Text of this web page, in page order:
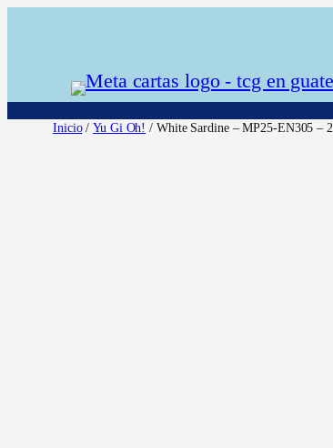
Inicio/Yu Gi Oh! / White Sardine – MP25-EN305 –